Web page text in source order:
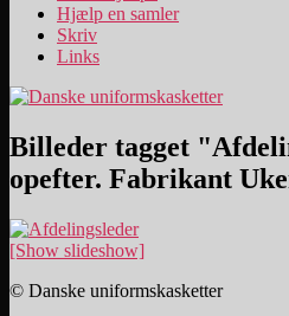
Hjælp en samler
Skriv
Links
Billeder tagget
opefter. Fabrikant
[Show slideshow]
© Danske uniformskasketter